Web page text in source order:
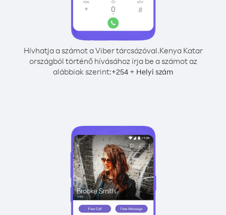
Hívhatja a számot a Viber tárcsázóval.Kenya Katar
országból történő hívásához írja be a számot az
alábbiak szerint:+254 + Helyi szám